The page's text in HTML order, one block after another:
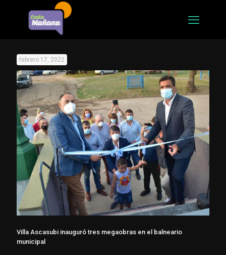
febrero 17, 2022
Villa Ascasubi inauguró tres megaobras en el balneario
municipal